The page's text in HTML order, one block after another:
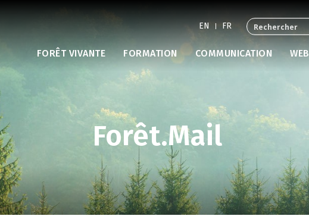
EN FR
FORÊT VIVANTE FORMATION COMMUNICATION WEB
Forêt.Mail